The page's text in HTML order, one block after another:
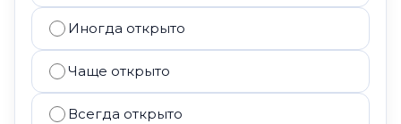
Иногда открыто
Чаще открыто
Всегда открыто